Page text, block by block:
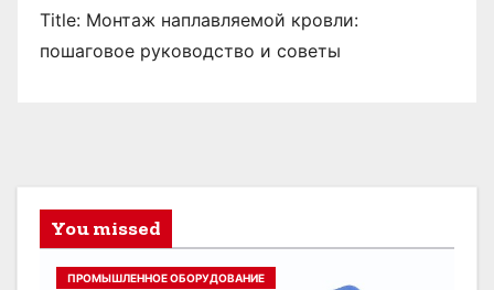
Title: Монтаж наплавляемой кровли:
пошаговое руководство и советы
You missed
ПРОМЫШЛЕННОЕ ОБОРУДОВАНИЕ